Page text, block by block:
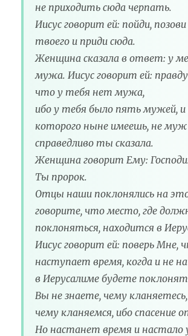
не приходить сюда черпать.
Иисус говорит ей: пойди,
твоего и приди сюда.
Женщина сказала в ответ: у
мужа. Иисус говорит ей:
что у тебя нет мужа,
ибо у тебя было пять мужей,
которого ныне имеешь, не
справедливо ты сказала.
Женщина говорит Ему:
Ты пророк.
Отцы наши поклонялись на
говорите, что место, где
поклоняться, находится в
Иисус говорит ей: поверь Мне,
наступает время, когда и не на
в Иерусалиме будете
Вы не знаете, чему
чему кланяемся, ибо спасение
Но настанет время и настало